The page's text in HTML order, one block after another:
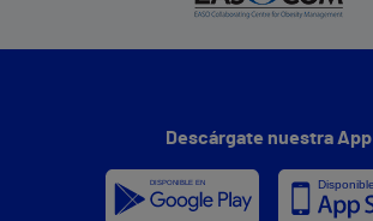
Descárgate nuestra App